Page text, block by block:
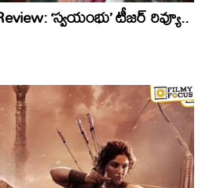
‘స్వయంభు’ టీజర్ రివ్యూ..